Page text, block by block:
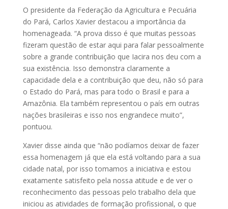
O presidente da Federação da Agricultura e Pecuária
do Pará, Carlos Xavier destacou a importância da
homenageada. “A prova disso é que muitas pessoas
fizeram questão de estar aqui para falar pessoalmente
sobre a grande contribuição que Iacira nos deu com a
sua existência. Isso demonstra claramente a
capacidade dela e a contribuição que deu, não só para
o Estado do Pará, mas para todo o Brasil e para a
Amazônia. Ela também representou o país em outras
nações brasileiras e isso nos engrandece muito”,
pontuou.
Xavier disse ainda que “não podíamos deixar de fazer
essa homenagem já que ela está voltando para a sua
cidade natal, por isso tomamos a iniciativa e estou
exatamente satisfeito pela nossa atitude e de ver o
reconhecimento das pessoas pelo trabalho dela que
iniciou as atividades de formação profissional, o que